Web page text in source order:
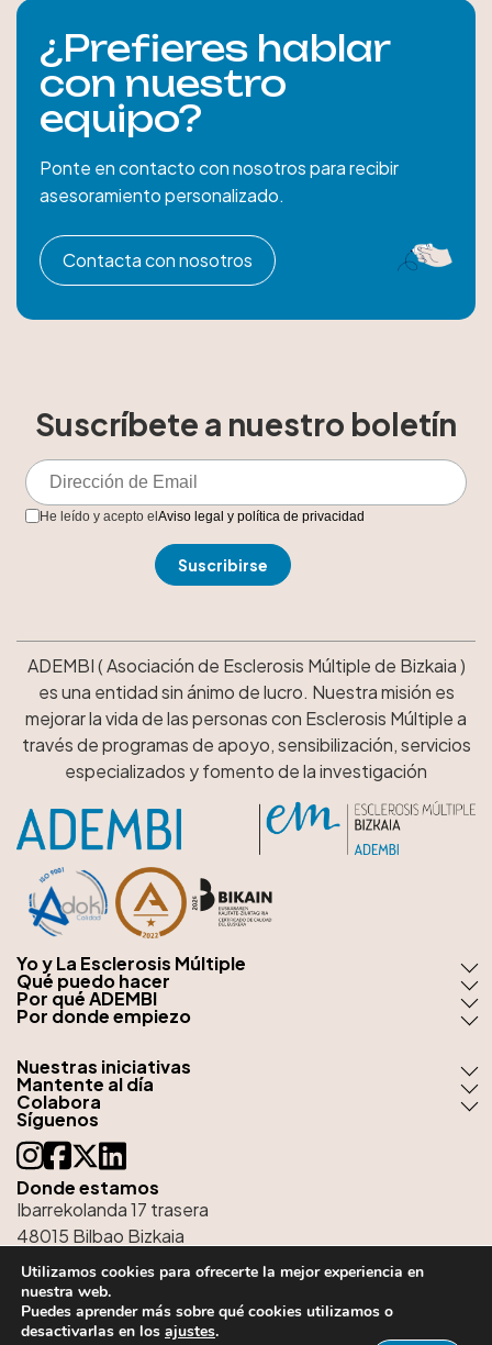
¿Prefieres hablar
con nuestro
equipo?
Ponte en contacto con nosotros para recibir
asesoramiento personalizado.
Contacta con nosotros
Suscríbete a nuestro boletín
He leído y acepto elAviso legal y política de privacidad
ADEMBI ( Asociación de Esclerosis Múltiple de Bizkaia )
es una entidad sin ánimo de lucro. Nuestra misión es
mejorar la vida de las personas con Esclerosis Múltiple a
través de programas de apoyo, sensibilización, servicios
especializados y fomento de la investigación
Yo y La Esclerosis Múltiple
Qué puedo hacer
Por qué ADEMBI
Por donde empiezo
Donde estamos
Ibarrekolanda 17 trasera
48015 Bilbao Bizkaia
tel:944 76 51 38
email:kaixo@adembi.org
Nuestras iniciativas
Mantente al día
Colabora
Síguenos
Utilizamos cookies para ofrecerte la mejor experiencia en
nuestra web.
Puedes aprender más sobre qué cookies utilizamos o
desactivarlas en los ajustes.